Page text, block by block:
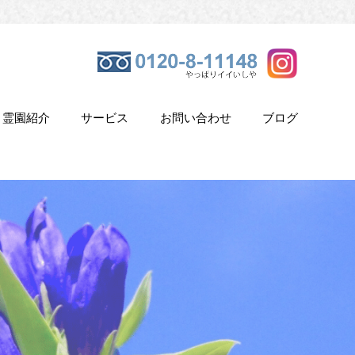
霊園紹介 サービス お問い合わせ ブログ